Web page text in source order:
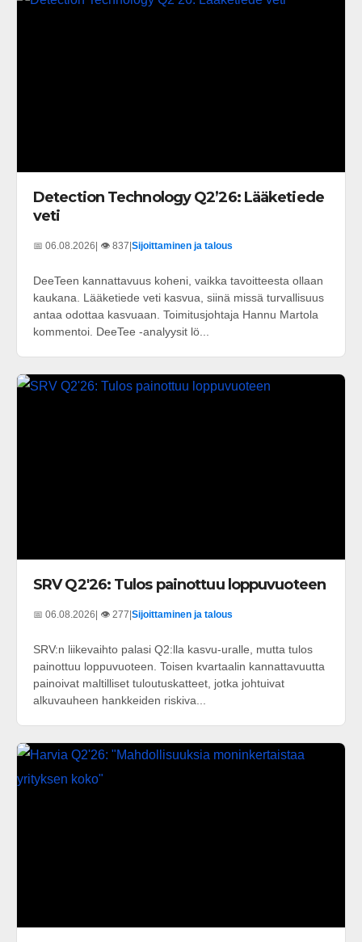
Detection Technology Q2’26: Lääketiede
veti
📅 06.08.2026 | 👁️ 837 Sijoittaminen ja talous
DeeTeen kannattavuus koheni, vaikka tavoitteesta ollaan
kaukana. Lääketiede veti kasvua, siinä missä turvallisuus
antaa odottaa kasvuaan. Toimitusjohtaja Hannu Martola
kommentoi. DeeTee -analyysit lö...
SRV Q2'26: Tulos painottuu loppuvuoteen
📅 06.08.2026| 👁️ 277|Sijoittaminen ja talous
SRV:n liikevaihto palasi Q2:lla kasvu-uralle, mutta tulos
painottuu loppuvuoteen. Toisen kvartaalin kannattavuutta
painoivat maltilliset tuloutuskatteet, jotka johtuivat
alkuvauheen hankkeiden riskiva...